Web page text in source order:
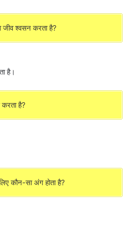
जीव श्वसन करता है?
है।
है?
कौन-सा अंग होता है?